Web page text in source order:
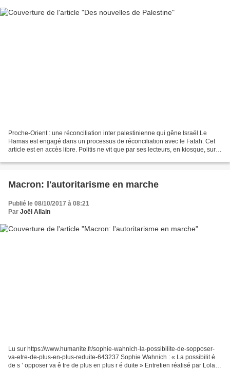
Proche-Orient : une réconciliation inter palestinienne qui gêne Israël Le
Hamas est engagé dans un processus de réconciliation avec le Fatah. Cet
article est en accès libre. Politis ne vit que par ses lecteurs, en kiosque, sur
Macron: l'autoritarisme en marche
Publié le 08/10/2017 à 08:21
Par Joël Allain
Lu sur https://www.humanite.fr/sophie-wahnich-la-possibilite-de-sopposer-
va-etre-de-plus-en-plus-reduite-643237 Sophie Wahnich : « La possibilit é
de s ’ opposer va ê tre de plus en plus r é duite » Entretien réalisé par Lola